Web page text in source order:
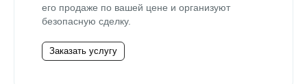
его продаже по вашей цене и организуют
безопасную сделку.
Заказать услугу